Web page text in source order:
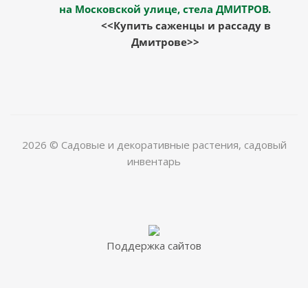
на Московской улице, стела ДМИТРОВ.
<<Купить саженцы и рассаду в
Дмитрове>>
2026 © Садовые и декоративные растения, садовый
инвентарь
Поддержка сайтов